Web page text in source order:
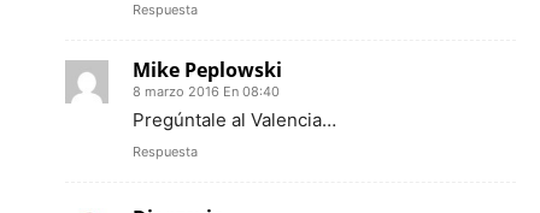
Respuesta
Mike Peplowski
8 marzo 2016 En 08:40
Pregúntale al Valencia…
Respuesta